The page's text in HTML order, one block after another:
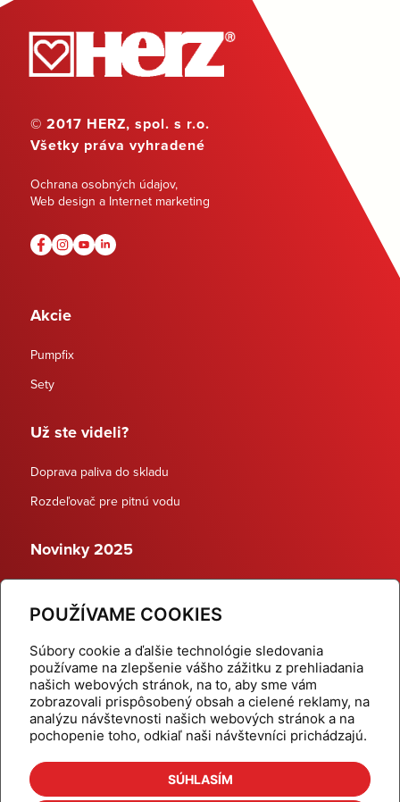
POUŽÍVAME COOKIES
Súbory cookie a ďalšie technológie sledovania
používame na zlepšenie vášho zážitku z prehliadania
našich webových stránok, na to, aby sme vám
zobrazovali prispôsobený obsah a cielené reklamy, na
analýzu návštevnosti našich webových stránok a na
pochopenie toho, odkiaľ naši návštevníci prichádzajú.
SÚHLASÍM
© 2017 HERZ, spol. s r.o.
Všetky práva vyhradené
Ochrana osobných údajov,
Web design a Internet marketing
Akcie
Pumpfix
Sety
Už ste videli?
Doprava paliva do skladu
Rozdeľovač pre pitnú vodu
Novinky 2025
Dynamické termostatické ventily
Domov
Produkty
Aktuality
Odber šikovné tipy
Kalkulačky
Cenníky
Na stiahnutie
Referencie